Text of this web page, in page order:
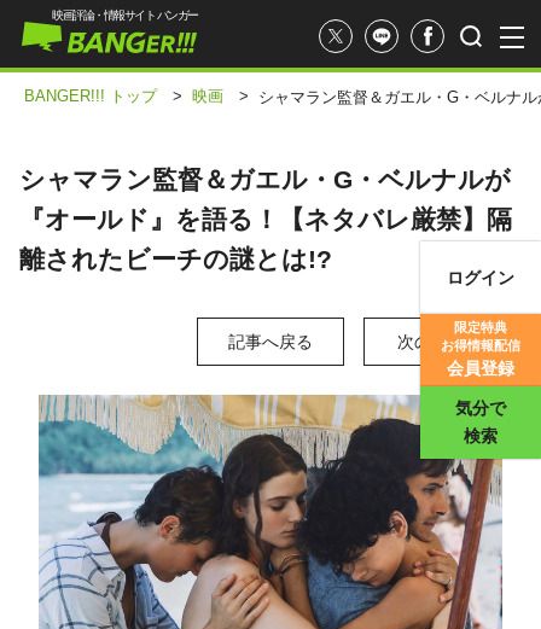
映画評価
映画評論・情報サイト バンガー
ログイン
限定特典
お得情報配信
会員登録
気分で
検索
BANGER!!! トップ > 映画 > シャマラン監督＆ガエル・G・ベルナ
シャマラン監督＆ガエル・G・ベルナルが
『オールド』を語る！【ネタバレ厳禁】隔
離されたビーチの謎とは!?
記事へ戻る 次の写真 >